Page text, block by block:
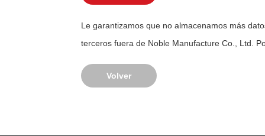
Le garantizamos que no almacenamos más
terceros fuera de Noble Manufacture Co., Ltd.
Volver